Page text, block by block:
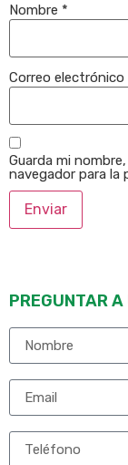
Nombre *
Correo electrónico
Guarda mi
navegador para la
PREGUNTAR